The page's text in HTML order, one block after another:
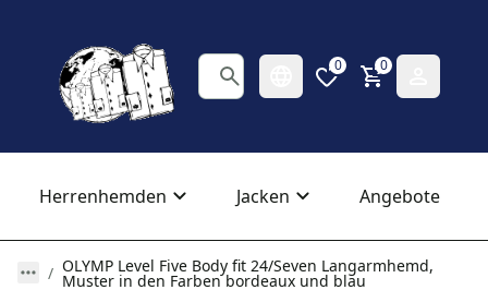
0 0
Herrenhemden Jacken Angebote
OLYMP Level Five Body fit 24/Seven Langarmhemd,
Muster in den Farben bordeaux und blau